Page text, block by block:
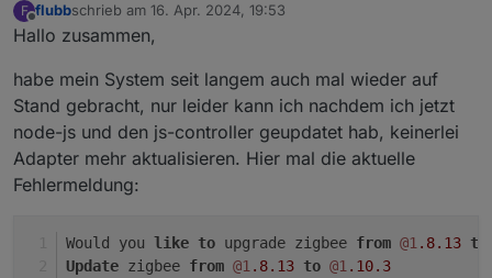
F
Offline
flubbschrieb am 16. Apr. 2024, 19:53
zuletzt editiert von
Hallo zusammen,
habe mein System seit langem auch mal wieder auf
Stand gebracht, nur leider kann ich nachdem ich jetzt
node-js und den js-controller geupdatet hab, keinerlei
Adapter mehr aktualisieren. Hier mal die aktuelle
Fehlermeldung:
Would you like to upgrade zigbee from @1 .8.13 to
Update zigbee from @1 .8.13 to @1 .10.3